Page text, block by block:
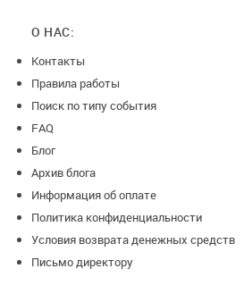
О НАС:
Контакты
Правила работы
Поиск по типу события
FAQ
Блог
Архив блога
Информация об оплате
Политика конфиденциальности
Условия возврата денежных средств
Письмо директору